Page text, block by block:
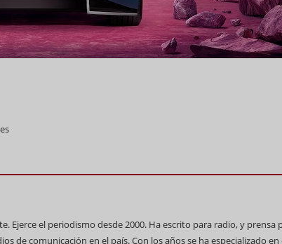
Ejerce el periodismo desde 2000. Ha escrito para radio, y prensa
de comunicación en el país. Con los años se ha especializado en